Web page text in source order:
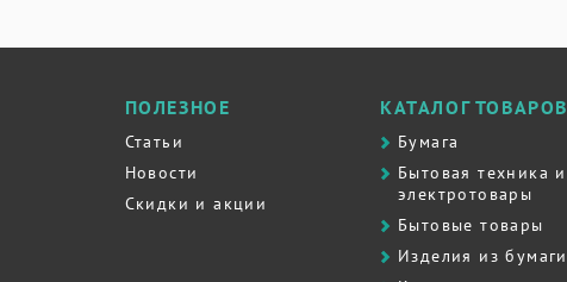
ПОЛЕЗНОЕ
Статьи
Новости
Скидки и акции
КАТАЛОГ ТОВАРОВ
Бумага
Бытовая техника и
электротовары
Бытовые товары
Изделия из бумаги